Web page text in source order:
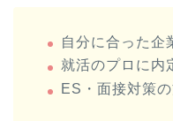
自分に合った企
就活のプロに内
ES・面接対策